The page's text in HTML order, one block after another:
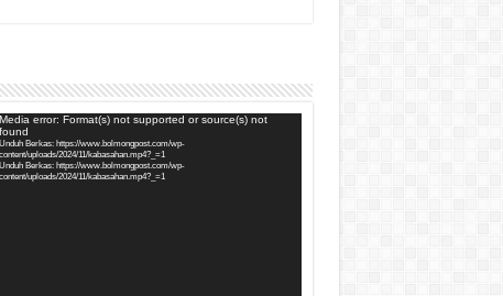
Media error: Format(s) not supported or source(s) not
found
Unduh Berkas: https://www.bolmongpost.com/wp-
content/uploads/2024/11/kabasahan.mp4?_=1
Unduh Berkas: https://www.bolmongpost.com/wp-
content/uploads/2024/11/kabasahan.mp4?_=1